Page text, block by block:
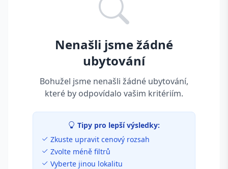
Nenašli jsme žádné
ubytování
Bohužel jsme nenašli žádné ubytování,
které by odpovídalo vašim kritériím.
Tipy pro lepší výsledky:
Zkuste upravit cenový rozsah
Zvolte méně filtrů
Vyberte jinou lokalitu